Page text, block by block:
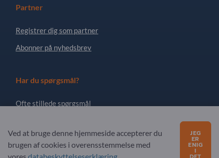
Partner
Registrer dig som partner
Abonner på nyhedsbrev
Har du spørgsmål?
Ofte stillede spørgsmål
Om os
Besked til Exportpages
Ved at bruge denne hjemmeside accepterer du
brugen af ​​cookies i overensstemmelse med
JEG
ER
ENIG
I